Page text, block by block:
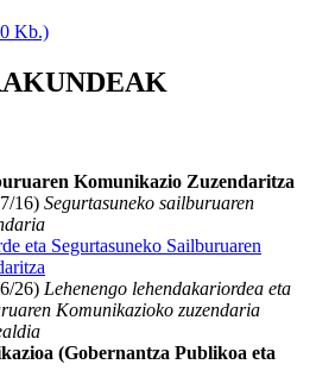
Kb.)
Komunikazio Zuzendaritza
16) Segurtasuneko sailburuaren
eta Segurtasuneko Sailburuaren
26) Lehenengo lehendakariordea eta
Komunikazioko zuzendaria
(Gobernantza Publikoa eta